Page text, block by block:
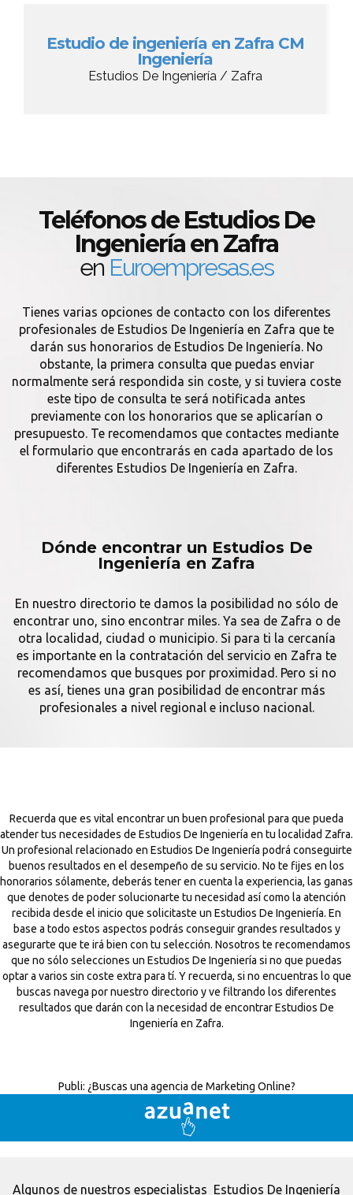
Estudio de ingeniería en Zafra CM
Ingeniería
Estudios De Ingeniería / Zafra
Teléfonos de Estudios De
Ingeniería en Zafra
en Euroempresas.es
Tienes varias opciones de contacto con los diferentes
profesionales de Estudios De Ingeniería en Zafra que te
darán sus honorarios de Estudios De Ingeniería. No
obstante, la primera consulta que puedas enviar
normalmente será respondida sin coste, y si tuviera coste
este tipo de consulta te será notificada antes
previamente con los honorarios que se aplicarían o
presupuesto. Te recomendamos que contactes mediante
el formulario que encontrarás en cada apartado de los
diferentes Estudios De Ingeniería en Zafra.
Dónde encontrar un Estudios De
Ingeniería en Zafra
En nuestro directorio te damos la posibilidad no sólo de
encontrar uno, sino encontrar miles. Ya sea de Zafra o de
otra localidad, ciudad o municipio. Si para ti la cercanía
es importante en la contratación del servicio en Zafra te
recomendamos que busques por proximidad. Pero si no
es así, tienes una gran posibilidad de encontrar más
profesionales a nivel regional e incluso nacional.
Recuerda que es vital encontrar un buen profesional para que pueda
atender tus necesidades de Estudios De Ingeniería en tu localidad Zafra.
Un profesional relacionado en Estudios De Ingeniería podrá conseguirte
buenos resultados en el desempeño de su servicio. No te fijes en los
honorarios sólamente, deberás tener en cuenta la experiencia, las ganas
que denotes de poder solucionarte tu necesidad así como la atención
recibida desde el inicio que solicitaste un Estudios De Ingeniería. En
base a todo estos aspectos podrás conseguir grandes resultados y
asegurarte que te irá bien con tu selección. Nosotros te recomendamos
que no sólo selecciones un Estudios De Ingeniería si no que puedas
optar a varios sin coste extra para tí. Y recuerda, si no encuentras lo que
buscas navega por nuestro directorio y ve filtrando los diferentes
resultados que darán con la necesidad de encontrar Estudios De
Ingeniería en Zafra.
Publi: ¿Buscas una agencia de Marketing Online?
Algunos de nuestros especialistas Estudios De Ingeniería